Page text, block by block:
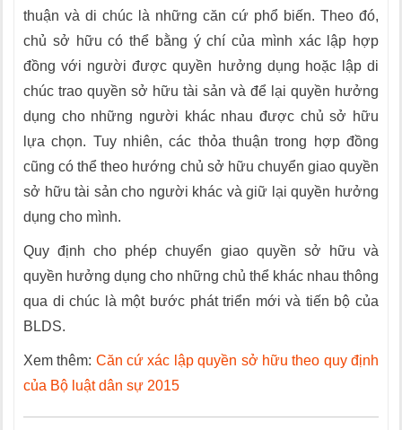
thuận và di chúc là những căn cứ phổ biến. Theo đó,
chủ sở hữu có thể bằng ý chí của mình xác lập hợp
đồng với người được quyền hưởng dụng hoặc lập di
chúc trao quyền sở hữu tài sản và để lại quyền hưởng
dụng cho những người khác nhau được chủ sở hữu
lựa chọn. Tuy nhiên, các thỏa thuận trong hợp đồng
cũng có thể theo hướng chủ sở hữu chuyển giao quyền
sở hữu tài sản cho người khác và giữ lại quyền hưởng
dụng cho mình.
Quy định cho phép chuyển giao quyền sở hữu và
quyền hưởng dụng cho những chủ thể khác nhau thông
qua di chúc là một bước phát triển mới và tiến bộ của
BLDS.
Xem thêm: Căn cứ xác lập quyền sở hữu theo quy định
của Bộ luật dân sự 2015